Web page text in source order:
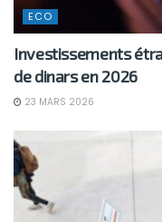
ECO
Investissements
de dinars en 2026
23 MARS 2026